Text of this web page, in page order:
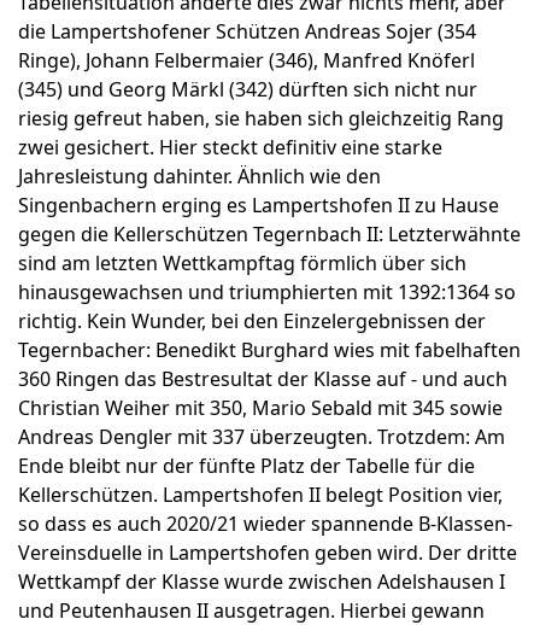
die Lampertshofener Schützen Andreas Sojer (354
Ringe), Johann Felbermaier (346), Manfred Knöferl
(345) und Georg Märkl (342) dürften sich nicht nur
riesig gefreut haben, sie haben sich gleichzeitig Rang
zwei gesichert. Hier steckt definitiv eine starke
Jahresleistung dahinter. Ähnlich wie den
Singenbachern erging es Lampertshofen II zu Hause
gegen die Kellerschützen Tegernbach II: Letzterwähnte
sind am letzten Wettkampftag förmlich über sich
hinausgewachsen und triumphierten mit 1392:1364 so
richtig. Kein Wunder, bei den Einzelergebnissen der
Tegernbacher: Benedikt Burghard wies mit fabelhaften
360 Ringen das Bestresultat der Klasse auf - und auch
Christian Weiher mit 350, Mario Sebald mit 345 sowie
Andreas Dengler mit 337 überzeugten. Trotzdem: Am
Ende bleibt nur der fünfte Platz der Tabelle für die
Kellerschützen. Lampertshofen II belegt Position vier,
so dass es auch 2020/21 wieder spannende B-Klassen-
Vereinsduelle in Lampertshofen geben wird. Der dritte
Wettkampf der Klasse wurde zwischen Adelshausen I
und Peutenhausen II ausgetragen. Hierbei gewann